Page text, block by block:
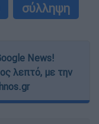
σύλληψη
News!
λεπτό, με την